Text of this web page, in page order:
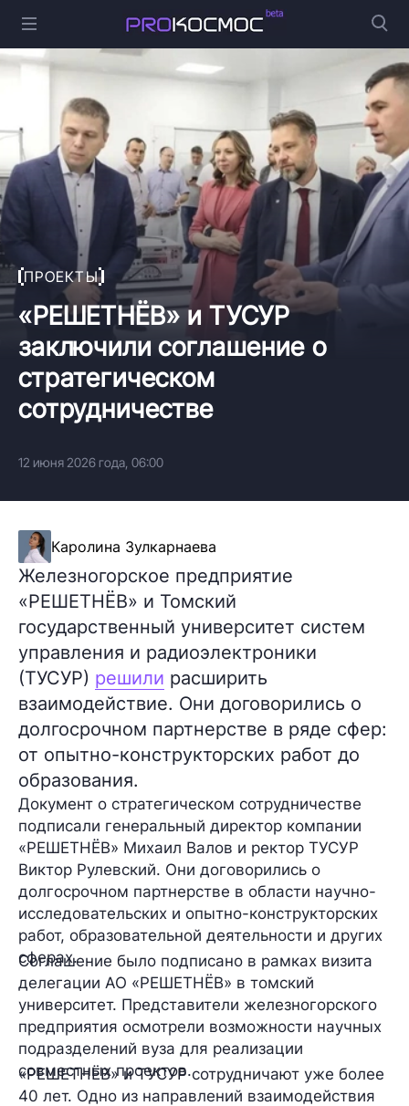
ПРОЕКТЫ
«РЕШЕТНЁВ» и ТУСУР
заключили соглашение о
стратегическом
сотрудничестве
12 июня 2026 года, 06:00
Каролина Зулкарнаева
Железногорское предприятие
«РЕШЕТНЁВ» и Томский
государственный университет систем
управления и радиоэлектроники
(ТУСУР) решили расширить
взаимодействие. Они договорились о
долгосрочном партнерстве в ряде сфер:
от опытно-конструкторских работ до
образования.
Документ о стратегическом сотрудничестве
подписали генеральный директор компании
«РЕШЕТНЁВ» Михаил Валов и ректор ТУСУР
Виктор Рулевский. Они договорились о
долгосрочном партнерстве в области научно-
исследовательских и опытно-конструкторских
работ, образовательной деятельности и других
сферах.
Соглашение было подписано в рамках визита
делегации АО «РЕШЕТНЁВ» в томский
университет. Представители железногорского
предприятия осмотрели возможности научных
подразделений вуза для реализации
совместных проектов.
«РЕШЕТНЁВ» и ТУСУР сотрудничают уже более
40 лет. Одно из направлений взаимодействия